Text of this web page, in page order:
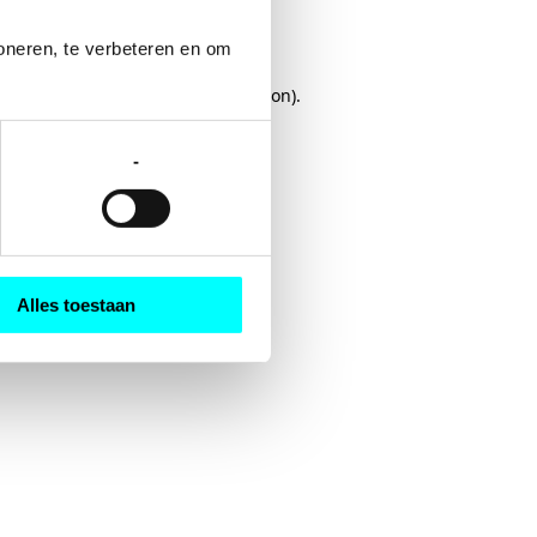
te verbeteren en om
-
Alles toestaan
for more information).